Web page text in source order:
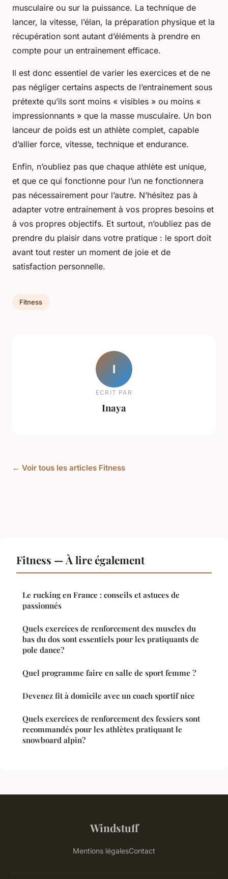
musculaire ou sur la puissance. La technique de
lancer, la vitesse, l’élan, la préparation physique et la
récupération sont autant d’éléments à prendre en
compte pour un entrainement efficace.
Il est donc essentiel de varier les exercices et de ne
pas négliger certains aspects de l’entrainement sous
prétexte qu’ils sont moins « visibles » ou moins «
impressionnants » que la masse musculaire. Un bon
lanceur de poids est un athlète complet, capable
d’allier force, vitesse, technique et endurance.
Enfin, n’oubliez pas que chaque athlète est unique,
et que ce qui fonctionne pour l’un ne fonctionnera
pas nécessairement pour l’autre. N’hésitez pas à
adapter votre entrainement à vos propres besoins et
à vos propres objectifs. Et surtout, n’oubliez pas de
prendre du plaisir dans votre pratique : le sport doit
avant tout rester un moment de joie et de
satisfaction personnelle.
Fitness
I
ECRIT PAR
Inaya
← Voir tous les articles Fitness
Fitness — À lire également
Le rucking en France : conseils et astuces de
passionnés
Quels exercices de renforcement des muscles du
bas du dos sont essentiels pour les pratiquants de
pole dance?
Quel programme faire en salle de sport femme ?
Devenez fit à domicile avec un coach sportif nice
Quels exercices de renforcement des fessiers sont
recommandés pour les athlètes pratiquant le
snowboard alpin?
Windstuff
Mentions légalesContact